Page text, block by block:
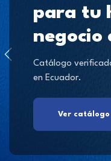
para tu
negocio
Catálogo
en Ecuador.
Ver catálogo